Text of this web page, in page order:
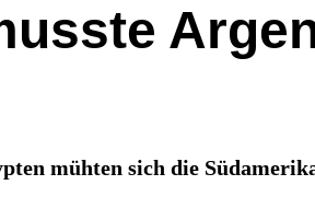
mühten sich die